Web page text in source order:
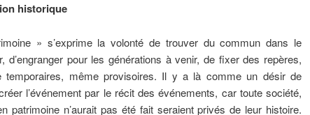
historique
» s’exprime la volonté de trouver du commun dans le
d’engranger pour les générations à venir, de fixer des repères,
temporaires, même provisoires. Il y a là comme un désir de
l’événement par le récit des événements, car toute société,
patrimoine n’aurait pas été fait seraient privés de leur histoire.